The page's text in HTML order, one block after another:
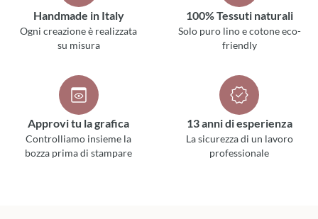
Handmade in Italy
Ogni creazione è realizzata
su misura
100% Tessuti naturali
Solo puro lino e cotone eco-
friendly
Approvi tu la grafica
Controlliamo insieme la
bozza prima di stampare
13 anni di esperienza
La sicurezza di un lavoro
professionale